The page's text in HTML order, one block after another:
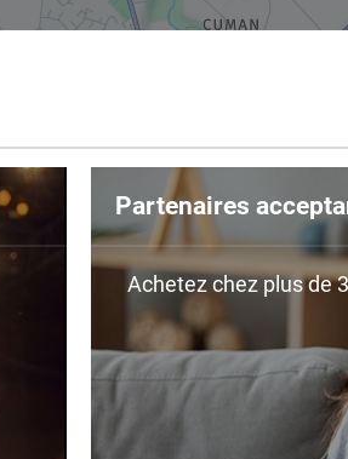
Partenaires
Achetez chez plus de